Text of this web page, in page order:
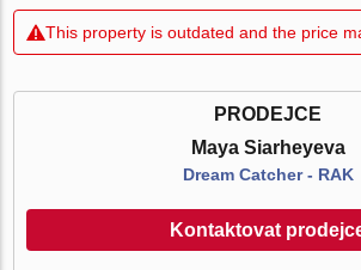
This property is outdated and the price
PRODEJCE
Maya Siarheyeva
Dream Catcher - RAK
Kontaktovat